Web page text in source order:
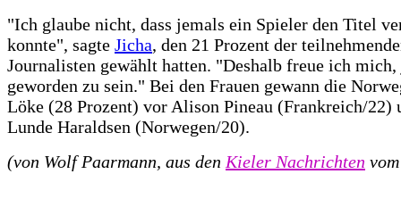
"Ich glaube nicht, dass jemals ein Spieler den Titel
konnte", sagte Jicha, den 21 Prozent der
Journalisten gewählt hatten. "Deshalb freue ich
geworden zu sein." Bei den Frauen gewann die
Löke (28 Prozent) vor Alison Pineau (Frankreich/22)
Lunde Haraldsen (Norwegen/20).
(von Wolf Paarmann, aus den Kieler Nachrichten